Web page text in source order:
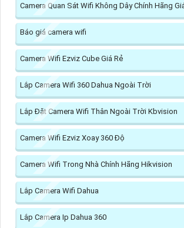
Camera Quan Sát Wifi Không Dây Chính Hãng
Báo giá camera wifi
Camera Wifi Ezviz Cube Giá Rẻ
Lắp Camera Wifi 360 Dahua Ngoài Trời
Lắp Đặt Camera Wifi Thân Ngoài Trời Kbvision
Camera Wifi Ezviz Xoay 360 Độ
Camera Wifi Trong Nhà Chính Hãng Hikvision
Lắp Camera Wifi Dahua
Lắp Camera Ip Dahua 360